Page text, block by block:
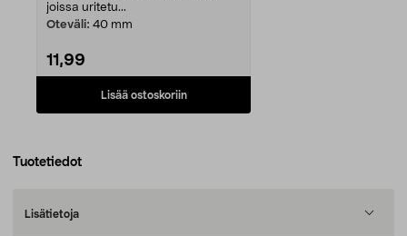
joissa uritetu...
Oteväli: 40 mm
11,99
Lisää ostoskoriin
Tuotetiedot
Lisätietoja